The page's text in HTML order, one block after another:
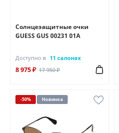
Солнцезащитные очки
GUESS GUS 00231 01A
Доступно в 11 салонах
8 975 ₽ 17 950 ₽
-50% Новинка